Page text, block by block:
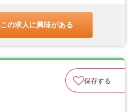
この求人に興味がある
保存する